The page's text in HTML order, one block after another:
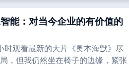
能：对当今企业的有价值的
观看最新的大片《奥本海默》尽
，但我仍然坐在椅子的边缘，紧张